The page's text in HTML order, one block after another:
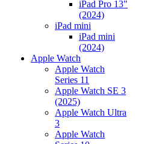
iPad Pro 13"
(2024)
iPad mini
iPad mini
(2024)
Apple Watch
Apple Watch
Series 11
Apple Watch SE 3
(2025)
Apple Watch Ultra
3
Apple Watch